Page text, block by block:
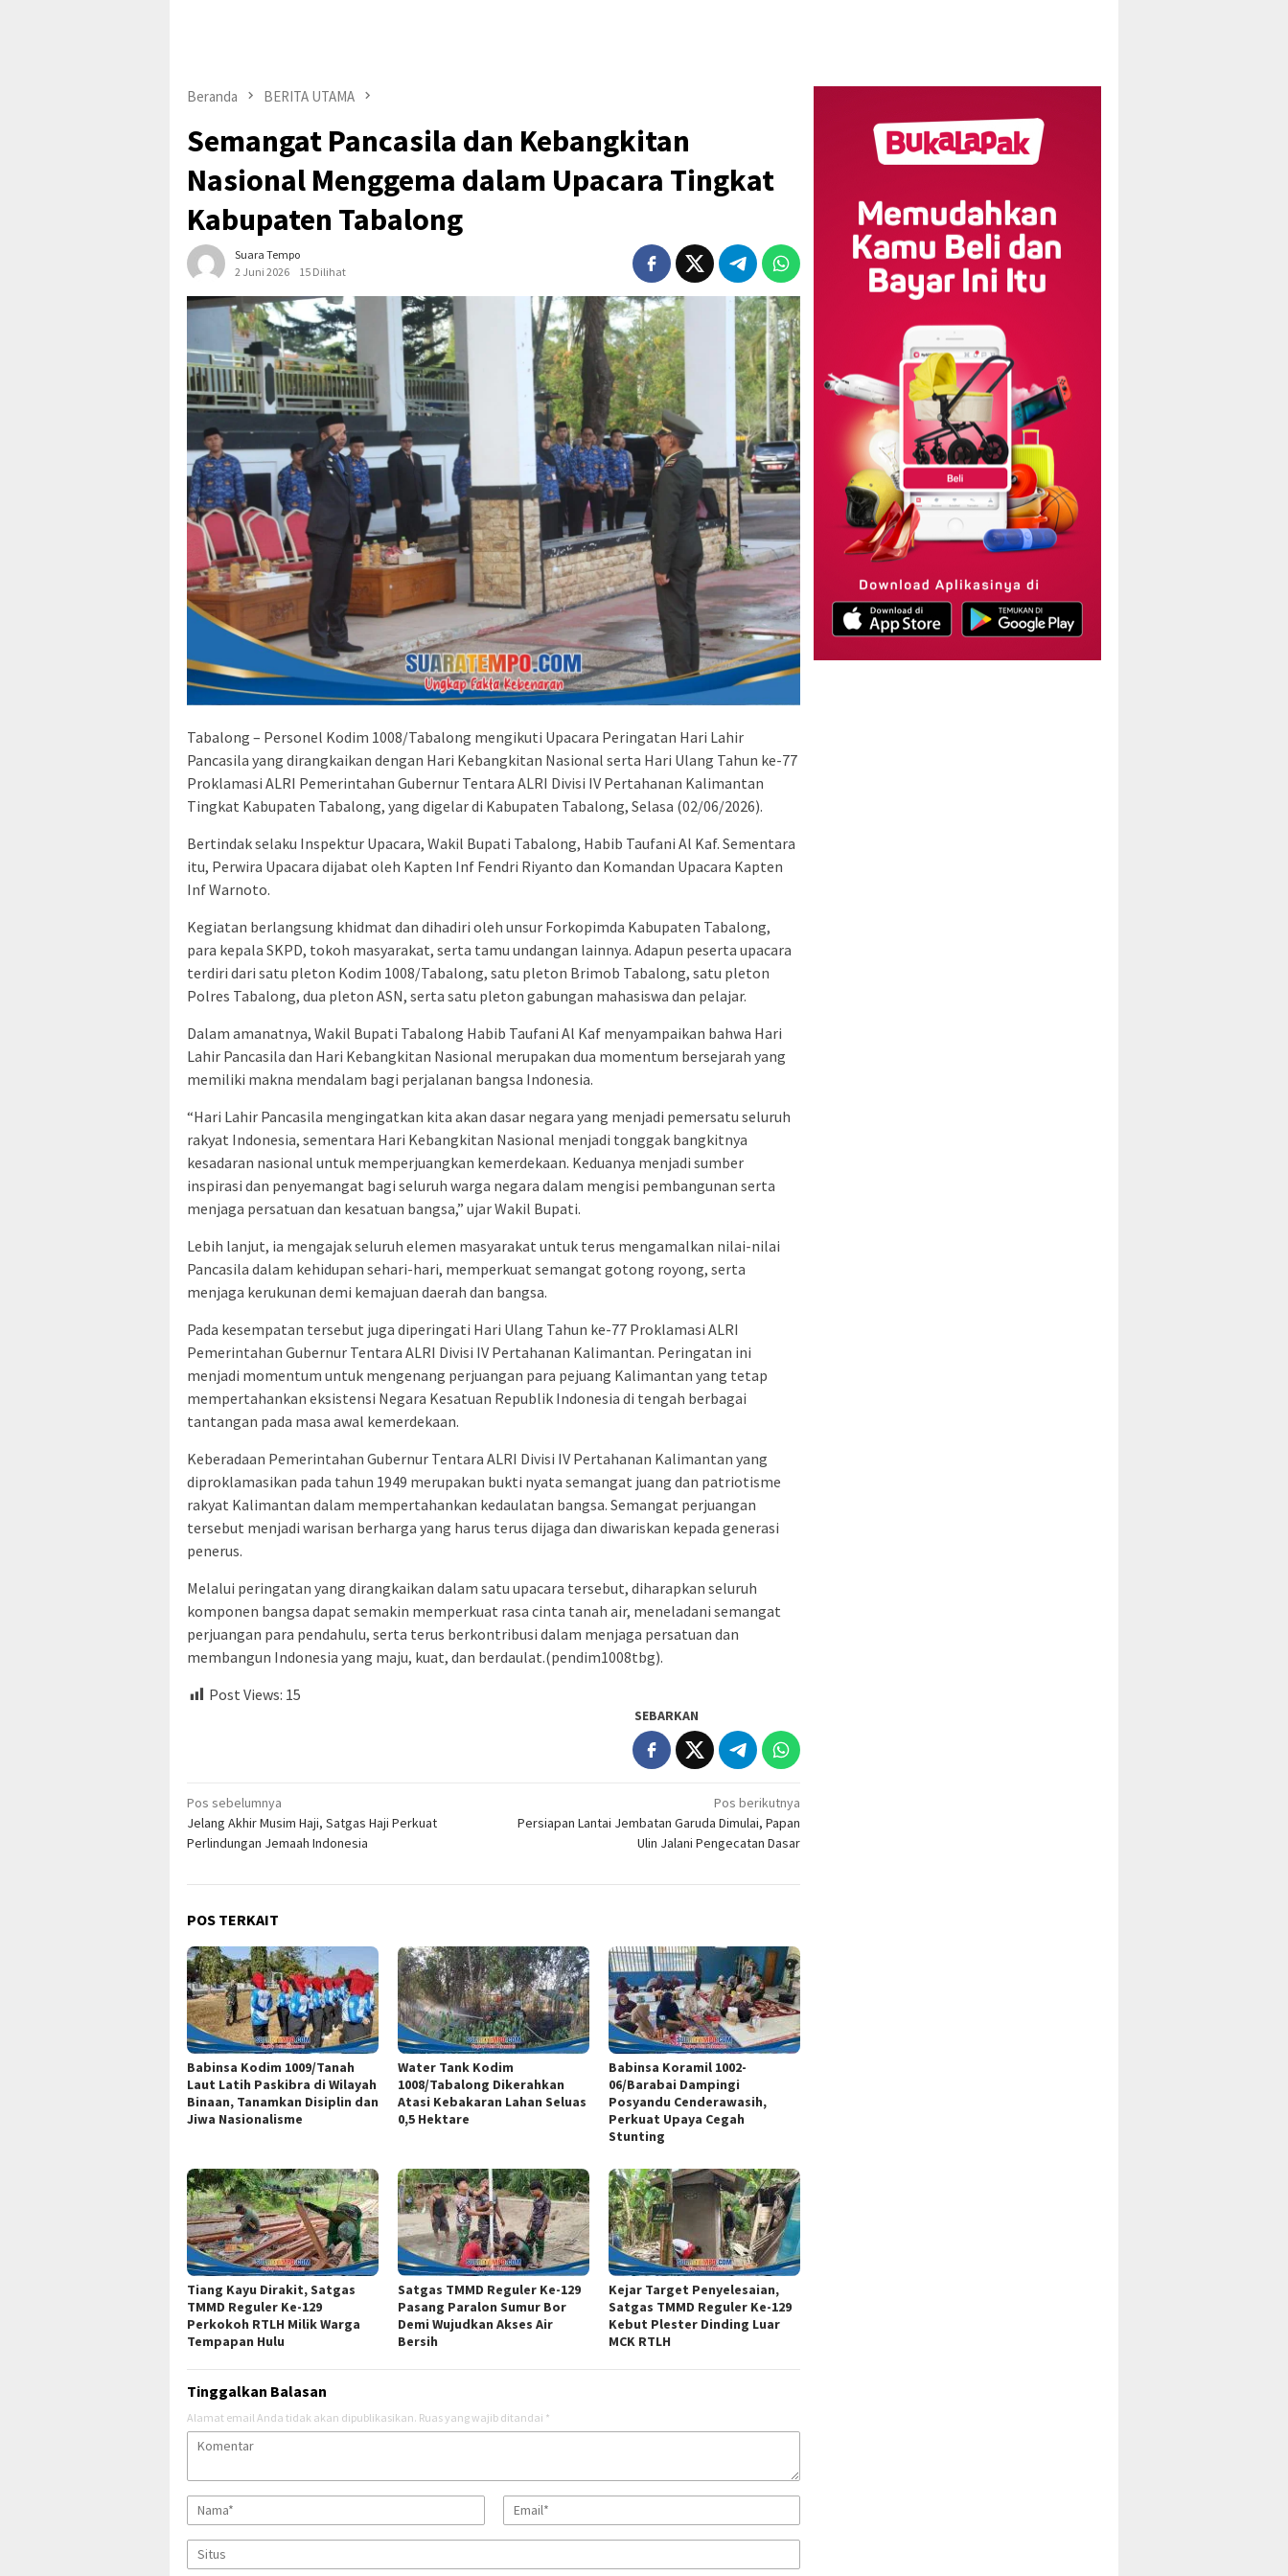
Beranda BERITA UTAMA
Semangat Pancasila dan Kebangkitan
Nasional Menggema dalam Upacara Tingkat
Kabupaten Tabalong
Suara Tempo
2 Juni 2026
15 Dilihat
Tabalong – Personel Kodim 1008/Tabalong mengikuti Upacara Peringatan Hari Lahir
Pancasila yang dirangkaikan dengan Hari Kebangkitan Nasional serta Hari Ulang Tahun ke-77
Proklamasi ALRI Pemerintahan Gubernur Tentara ALRI Divisi IV Pertahanan Kalimantan
Tingkat Kabupaten Tabalong, yang digelar di Kabupaten Tabalong, Selasa (02/06/2026).
Bertindak selaku Inspektur Upacara, Wakil Bupati Tabalong, Habib Taufani Al Kaf. Sementara
itu, Perwira Upacara dijabat oleh Kapten Inf Fendri Riyanto dan Komandan Upacara Kapten
Inf Warnoto.
Kegiatan berlangsung khidmat dan dihadiri oleh unsur Forkopimda Kabupaten Tabalong,
para kepala SKPD, tokoh masyarakat, serta tamu undangan lainnya. Adapun peserta upacara
terdiri dari satu pleton Kodim 1008/Tabalong, satu pleton Brimob Tabalong, satu pleton
Polres Tabalong, dua pleton ASN, serta satu pleton gabungan mahasiswa dan pelajar.
Dalam amanatnya, Wakil Bupati Tabalong Habib Taufani Al Kaf menyampaikan bahwa Hari
Lahir Pancasila dan Hari Kebangkitan Nasional merupakan dua momentum bersejarah yang
memiliki makna mendalam bagi perjalanan bangsa Indonesia.
“Hari Lahir Pancasila mengingatkan kita akan dasar negara yang menjadi pemersatu seluruh
rakyat Indonesia, sementara Hari Kebangkitan Nasional menjadi tonggak bangkitnya
kesadaran nasional untuk memperjuangkan kemerdekaan. Keduanya menjadi sumber
inspirasi dan penyemangat bagi seluruh warga negara dalam mengisi pembangunan serta
menjaga persatuan dan kesatuan bangsa,” ujar Wakil Bupati.
Lebih lanjut, ia mengajak seluruh elemen masyarakat untuk terus mengamalkan nilai-nilai
Pancasila dalam kehidupan sehari-hari, memperkuat semangat gotong royong, serta
menjaga kerukunan demi kemajuan daerah dan bangsa.
Pada kesempatan tersebut juga diperingati Hari Ulang Tahun ke-77 Proklamasi ALRI
Pemerintahan Gubernur Tentara ALRI Divisi IV Pertahanan Kalimantan. Peringatan ini
menjadi momentum untuk mengenang perjuangan para pejuang Kalimantan yang tetap
mempertahankan eksistensi Negara Kesatuan Republik Indonesia di tengah berbagai
tantangan pada masa awal kemerdekaan.
Keberadaan Pemerintahan Gubernur Tentara ALRI Divisi IV Pertahanan Kalimantan yang
diproklamasikan pada tahun 1949 merupakan bukti nyata semangat juang dan patriotisme
rakyat Kalimantan dalam mempertahankan kedaulatan bangsa. Semangat perjuangan
tersebut menjadi warisan berharga yang harus terus dijaga dan diwariskan kepada generasi
penerus.
Melalui peringatan yang dirangkaikan dalam satu upacara tersebut, diharapkan seluruh
komponen bangsa dapat semakin memperkuat rasa cinta tanah air, meneladani semangat
perjuangan para pendahulu, serta terus berkontribusi dalam menjaga persatuan dan
membangun Indonesia yang maju, kuat, dan berdaulat.(pendim1008tbg).
Post Views: 15
SEBARKAN
Navigasi
pos
Pos sebelumnya
Jelang Akhir Musim Haji, Satgas Haji Perkuat
Perlindungan Jemaah Indonesia
Pos berikutnya
Persiapan Lantai Jembatan Garuda Dimulai, Papan
Ulin Jalani Pengecatan Dasar
POS TERKAIT
Babinsa Kodim 1009/Tanah
Laut Latih Paskibra di Wilayah
Binaan, Tanamkan Disiplin dan
Jiwa Nasionalisme
Water Tank Kodim
1008/Tabalong Dikerahkan
Atasi Kebakaran Lahan Seluas
0,5 Hektare
Babinsa Koramil 1002-
06/Barabai Dampingi
Posyandu Cenderawasih,
Perkuat Upaya Cegah
Stunting
Tiang Kayu Dirakit, Satgas
TMMD Reguler Ke-129
Perkokoh RTLH Milik Warga
Tempapan Hulu
Satgas TMMD Reguler Ke-129
Pasang Paralon Sumur Bor
Demi Wujudkan Akses Air
Bersih
Kejar Target Penyelesaian,
Satgas TMMD Reguler Ke-129
Kebut Plester Dinding Luar
MCK RTLH
Tinggalkan Balasan
Alamat email Anda tidak akan dipublikasikan. Ruas yang wajib ditandai *